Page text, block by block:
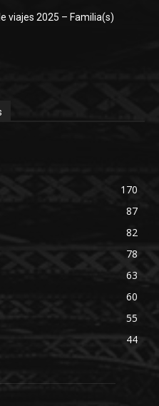
viajes 2025 – Familia(s)
170
87
82
78
63
60
55
44